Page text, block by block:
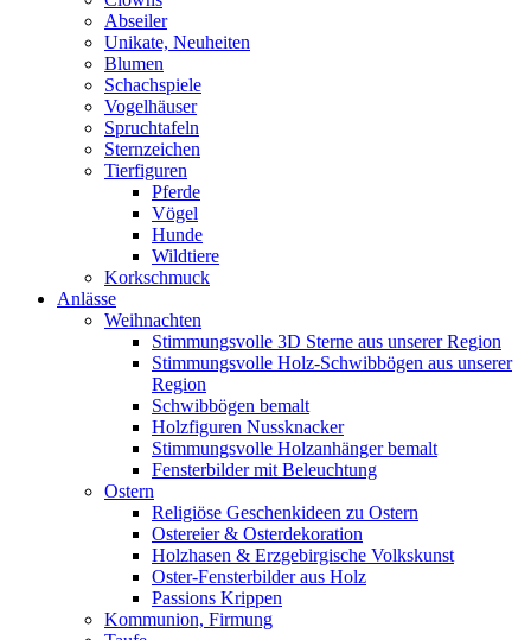
Abseiler
Unikate, Neuheiten
Blumen
Schachspiele
Vogelhäuser
Spruchtafeln
Sternzeichen
Tierfiguren
Pferde
Vögel
Hunde
Wildtiere
Korkschmuck
Anlässe
Weihnachten
Stimmungsvolle 3D Sterne aus unserer Region
Stimmungsvolle Holz-Schwibbögen aus unserer
Region
Schwibbögen bemalt
Holzfiguren Nussknacker
Stimmungsvolle Holzanhänger bemalt
Fensterbilder mit Beleuchtung
Ostern
Religiöse Geschenkideen zu Ostern
Ostereier & Osterdekoration
Holzhasen & Erzgebirgische Volkskunst
Oster-Fensterbilder aus Holz
Passions Krippen
Kommunion, Firmung